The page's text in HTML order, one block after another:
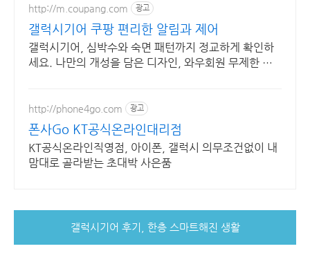
http://m.coupang.com 광고
갤럭시기어 쿠팡 편리한 알림과 제어
갤럭시기어, 심박수와 숙면 패턴까지 정교하게 확인하
세요. 나만의 개성을 담은 디자인, 와우회원 무제한 무
http://phone4go.com 광고
폰사Go KT공식온라인대리점
KT공식온라인직영점, 아이폰, 갤럭시 의무조건없이 내
맘대로 골라받는 초대박 사은품
갤럭시기어 후기, 한층 스마트해진 생활